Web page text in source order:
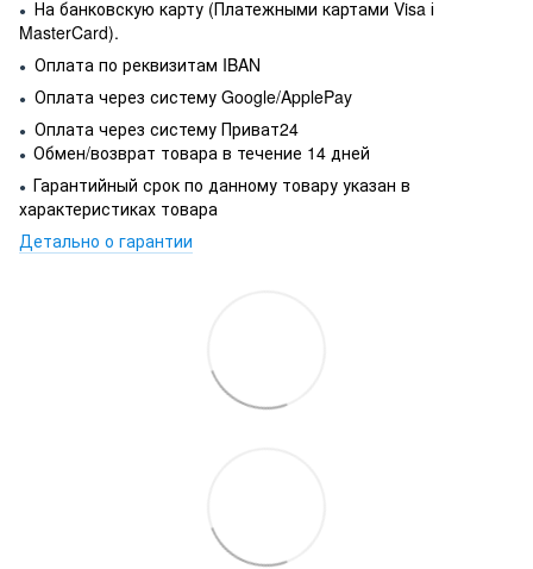
● На банковскую карту (Платежными картами Visa і
MasterCard).
● Оплата по реквизитам IBAN
● Оплата через систему Google/ApplePay
● Оплата через систему Приват24
● Обмен/возврат товара в течение 14 дней
● Гарантийный срок по данному товару указан в
характеристиках товара
Детально о гарантии